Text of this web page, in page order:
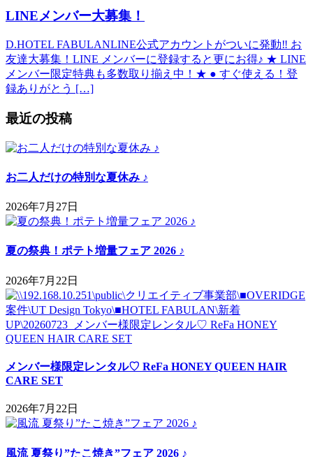
LINEメンバー大募集！
D.HOTEL FABULANLINE公式アカウントがついに発動‼ お
友達大募集！LINE メンバーに登録すると更にお得♪ ★ LINE
メンバー限定特典も多数取り揃え中！★ ● すぐ使える！登
録ありがとう […]
最近の投稿
お二人だけの特別な夏休み ♪
2026年7月27日
夏の祭典！ポテト増量フェア 2026 ♪
2026年7月22日
メンバー様限定レンタル♡ ReFa HONEY QUEEN HAIR
CARE SET
2026年7月22日
風流 夏祭り”たこ焼き”フェア 2026 ♪